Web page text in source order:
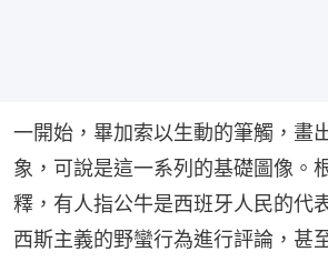
一開始，畢加索以生動的筆觸，畫
象，可說是這一系列的基礎圖像。
釋，有人指公牛是西班牙人民的代
西斯主義的野蠻行為進行評論，甚